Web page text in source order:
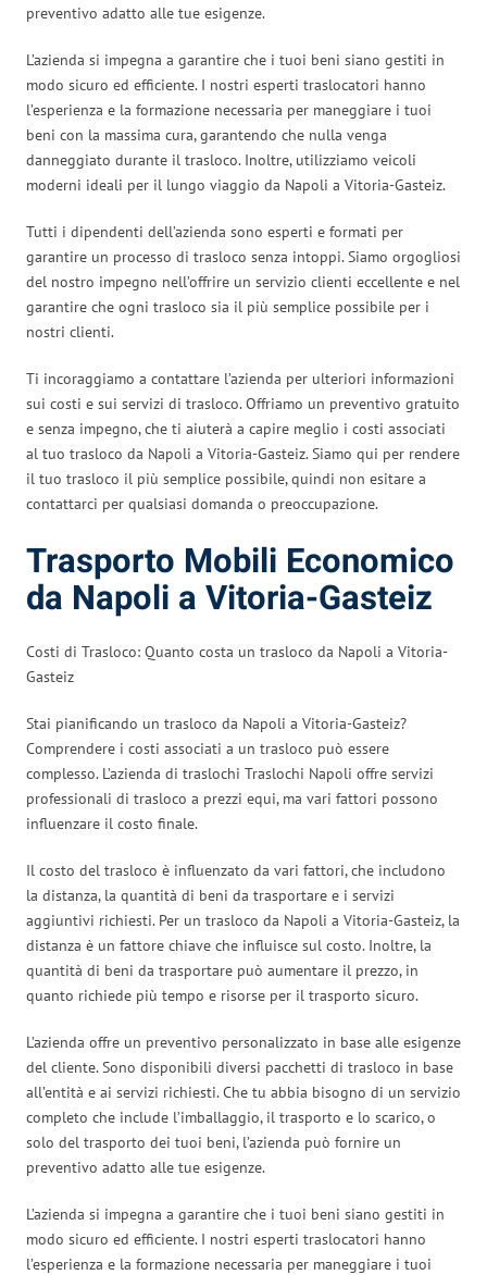
preventivo adatto alle tue esigenze.
L’azienda si impegna a garantire che i tuoi beni siano gestiti in
modo sicuro ed efficiente. I nostri esperti traslocatori hanno
l’esperienza e la formazione necessaria per maneggiare i tuoi
beni con la massima cura, garantendo che nulla venga
danneggiato durante il trasloco. Inoltre, utilizziamo veicoli
moderni ideali per il lungo viaggio da Napoli a Vitoria-Gasteiz.
Tutti i dipendenti dell’azienda sono esperti e formati per
garantire un processo di trasloco senza intoppi. Siamo orgogliosi
del nostro impegno nell’offrire un servizio clienti eccellente e nel
garantire che ogni trasloco sia il più semplice possibile per i
nostri clienti.
Ti incoraggiamo a contattare l’azienda per ulteriori informazioni
sui costi e sui servizi di trasloco. Offriamo un preventivo gratuito
e senza impegno, che ti aiuterà a capire meglio i costi associati
al tuo trasloco da Napoli a Vitoria-Gasteiz. Siamo qui per rendere
il tuo trasloco il più semplice possibile, quindi non esitare a
contattarci per qualsiasi domanda o preoccupazione.
Trasporto Mobili Economico
da Napoli a Vitoria-Gasteiz
Costi di Trasloco: Quanto costa un trasloco da Napoli a Vitoria-
Gasteiz
Stai pianificando un trasloco da Napoli a Vitoria-Gasteiz?
Comprendere i costi associati a un trasloco può essere
complesso. L’azienda di traslochi Traslochi Napoli offre servizi
professionali di trasloco a prezzi equi, ma vari fattori possono
influenzare il costo finale.
Il costo del trasloco è influenzato da vari fattori, che includono
la distanza, la quantità di beni da trasportare e i servizi
aggiuntivi richiesti. Per un trasloco da Napoli a Vitoria-Gasteiz, la
distanza è un fattore chiave che influisce sul costo. Inoltre, la
quantità di beni da trasportare può aumentare il prezzo, in
quanto richiede più tempo e risorse per il trasporto sicuro.
L’azienda offre un preventivo personalizzato in base alle esigenze
del cliente. Sono disponibili diversi pacchetti di trasloco in base
all’entità e ai servizi richiesti. Che tu abbia bisogno di un servizio
completo che include l’imballaggio, il trasporto e lo scarico, o
solo del trasporto dei tuoi beni, l’azienda può fornire un
preventivo adatto alle tue esigenze.
L’azienda si impegna a garantire che i tuoi beni siano gestiti in
modo sicuro ed efficiente. I nostri esperti traslocatori hanno
l’esperienza e la formazione necessaria per maneggiare i tuoi